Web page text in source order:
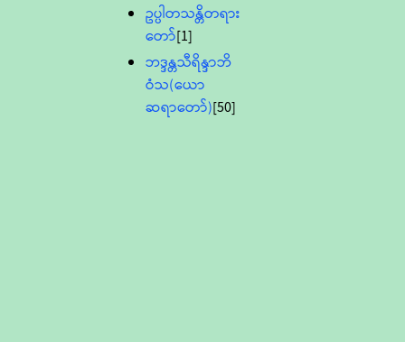
ဥပ္ပါတသန္တိတရား
တော်[1]
ဘဒ္ဒန္တသီရိန္ဒာဘိ
ဝံသ(ယော
ဆရာတော်)[50]